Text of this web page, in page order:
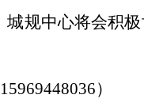
城规中心将会积
）